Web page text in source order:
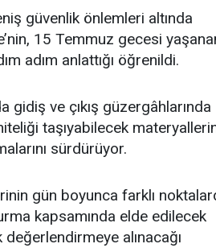
güvenlik önlemleri altında
15 Temmuz gecesi
adım anlattığı öğrenildi.
gidiş ve çıkış güzergâhlarında
taşıyabilecek
sürdürüyor.
gün boyunca farklı
kapsamında elde edilecek
alınacağı